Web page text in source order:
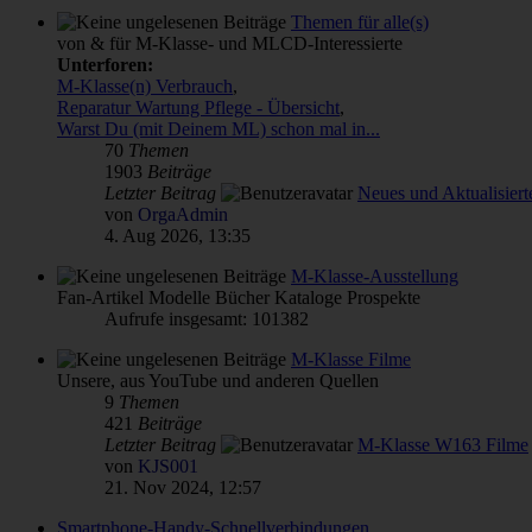
Themen für alle(s)
von & für M-Klasse- und MLCD-Interessierte
Unterforen:
M-Klasse(n) Verbrauch,
Reparatur Wartung Pflege - Übersicht,
Warst Du (mit Deinem ML) schon mal in...
70 Themen
1903 Beiträge
Letzter Beitrag
Neues und
von OrgaAdmin
4. Aug 2026, 13:35
M-Klasse-Ausstellung
Fan-Artikel Modelle Bücher Kataloge Prospekte
Aufrufe insgesamt: 101382
M-Klasse Filme
Unsere, aus YouTube und anderen Quellen
9 Themen
421 Beiträge
Letzter Beitrag
M-Klasse W163 Filme
von KJS001
21. Nov 2024, 12:57
Smartphone-Handy-Schnellverbindungen